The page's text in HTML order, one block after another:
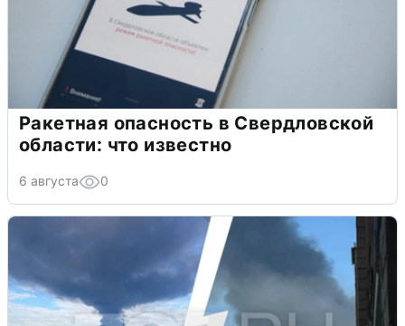
Ракетная опасность в Свердловской
области: что известно
6 августа 0